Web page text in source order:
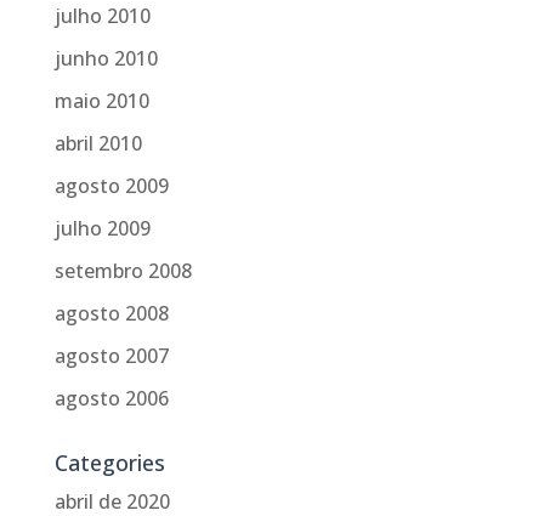
julho 2010
junho 2010
maio 2010
abril 2010
agosto 2009
julho 2009
setembro 2008
agosto 2008
agosto 2007
agosto 2006
Categories
abril de 2020